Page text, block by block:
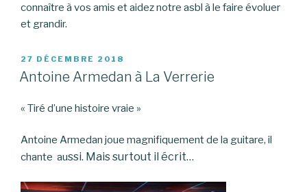
connaître à vos amis et aidez notre asbl à le faire évoluer
et grandir.
PUBLIÉ
LE
27 DÉCEMBRE 2018
Antoine Armedan à La Verrerie
« Tiré d’une histoire vraie »
Antoine Armedan joue magnifiquement de la guitare, il
chante aussi. Mais surtout il écrit…